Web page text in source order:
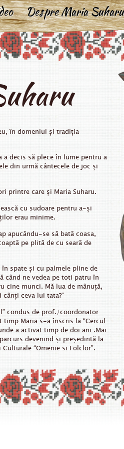
Despre Maria Suharu
în domeniul și tradiția
decis să plece în lume pentru a
din urmă cântecele de joc și
printre care și Maria Suharu.
cu sudoare pentru a-și
erau minime.
apucându-se să bată coasa,
pe plită de cu seară de
în spate și cu palmele pline de
când ne vedea pe toti patru în
cine munci. Mă lua de mânuță,
ceva lui tata?”
condus de prof./coordonator
timp Maria s-a înscris la “Cercul
a activat timp de doi ani .Mai
devenind și președintă la
“Omenie si Folclor”.